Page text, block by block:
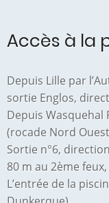
Accès à la
Depuis Lille par
sortie Englos,
Depuis Wasquehal
(rocade Nord
Sortie n°6,
80 m au 2ème
L’entrée de la